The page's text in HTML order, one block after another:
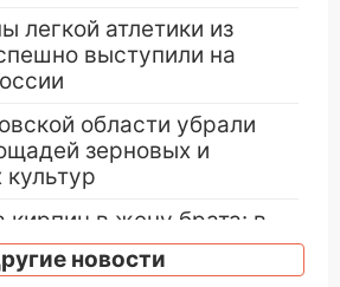
легкой атлетики из
выступили на
области убрали
зерновых и
кирпич в жену брата: в
завели дело на
новости